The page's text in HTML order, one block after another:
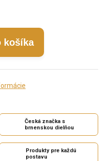
košíka
Česká značka s
brnenskou dielňou
Produkty pre každú
postavu